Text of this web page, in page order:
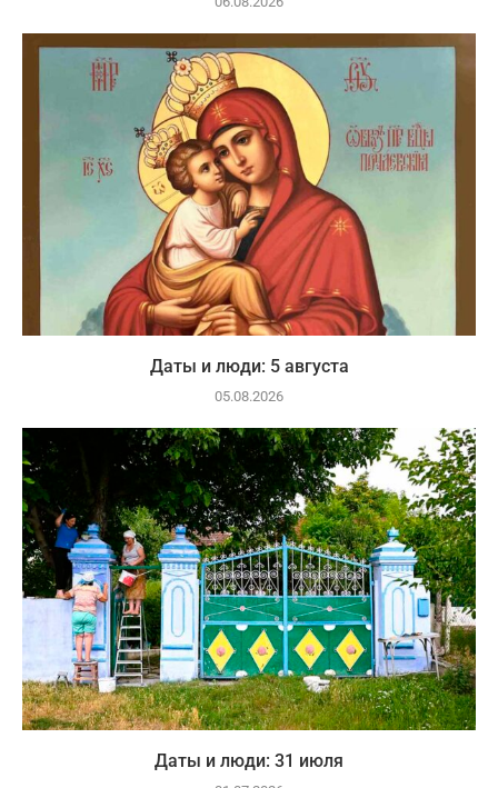
Даты и люди: 5 августа
05.08.2026
Даты и люди: 31 июля